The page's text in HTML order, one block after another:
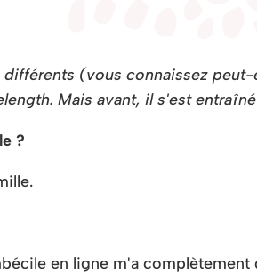
(vous connaissez
Mais avant, il s'est entraîné
?
en ligne m'a